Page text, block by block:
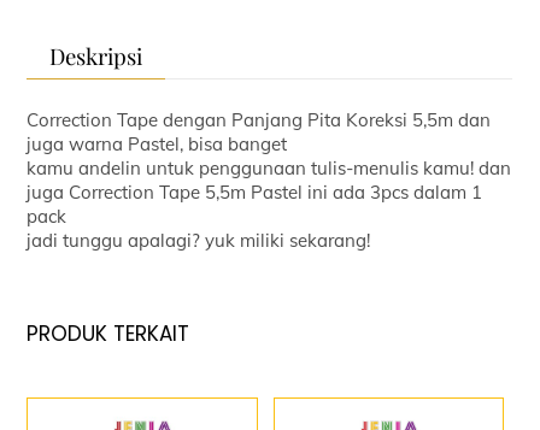
Deskripsi
Correction Tape dengan Panjang Pita Koreksi 5,5m dan
juga warna Pastel, bisa banget
kamu andelin untuk penggunaan tulis-menulis kamu! dan
juga Correction Tape 5,5m Pastel ini ada 3pcs dalam 1
pack
jadi tunggu apalagi? yuk miliki sekarang!
PRODUK TERKAIT